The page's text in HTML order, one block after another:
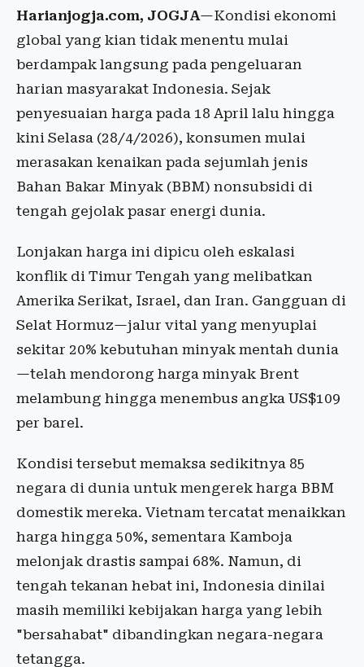
Harianjogja.com, JOGJA—Kondisi ekonomi
global yang kian tidak menentu mulai
berdampak langsung pada pengeluaran
harian masyarakat Indonesia. Sejak
penyesuaian harga pada 18 April lalu hingga
kini Selasa (28/4/2026), konsumen mulai
merasakan kenaikan pada sejumlah jenis
Bahan Bakar Minyak (BBM) nonsubsidi di
tengah gejolak pasar energi dunia.
Lonjakan harga ini dipicu oleh eskalasi
konflik di Timur Tengah yang melibatkan
Amerika Serikat, Israel, dan Iran. Gangguan di
Selat Hormuz—jalur vital yang menyuplai
sekitar 20% kebutuhan minyak mentah dunia
—telah mendorong harga minyak Brent
melambung hingga menembus angka US$109
per barel.
Kondisi tersebut memaksa sedikitnya 85
negara di dunia untuk mengerek harga BBM
domestik mereka. Vietnam tercatat menaikkan
harga hingga 50%, sementara Kamboja
melonjak drastis sampai 68%. Namun, di
tengah tekanan hebat ini, Indonesia dinilai
masih memiliki kebijakan harga yang lebih
"bersahabat" dibandingkan negara-negara
tetangga.